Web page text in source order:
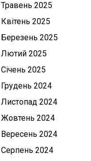
Травень 2025
Квітень 2025
Березень 2025
Лютий 2025
Січень 2025
Грудень 2024
Листопад 2024
Жовтень 2024
Вересень 2024
Серпень 2024